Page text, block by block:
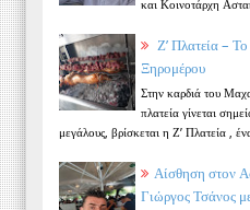
και Κοινοτάρχη
Ζ’ Πλατεία –
Ξηρομέρου
Στην καρδιά του
πλατεία γίνεται
μεγάλους, βρίσκεται η Ζ’ Πλατεία ,
Αίσθηση στον
Γιώργος Τσάνος